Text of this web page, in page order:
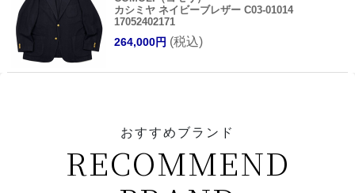
カシミヤ ネイビーブレザー C03-01014
17052402171
264,000円 (税込)
おすすめブランド
RECOMMEND